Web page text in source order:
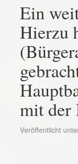
Ein
Hierzu
mit
Veröffentlicht